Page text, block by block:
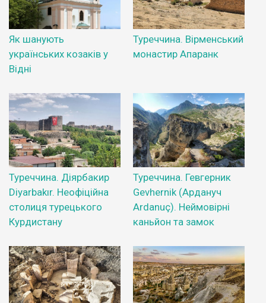
Як шанують
українських козаків у
Відні
Туреччина. Вірменський
монастир Апаранк
Туреччина. Діярбакир
Diyarbakır. Неофіційна
столиця турецького
Курдистану
Туреччина. Гевгерник
Gevhernik (Ардануч
Ardanuç). Неймовірні
каньйон та замок